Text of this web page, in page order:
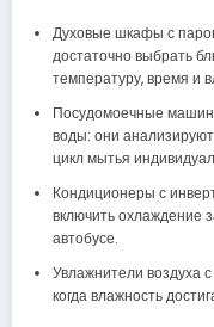
Духовые шкафы с
достаточно выбрать
температуру, время и
Посудомоечные
воды: они
цикл мытья
Кондиционеры с
включить охлаждение
автобусе.
Увлажнители воздуха
когда влажность